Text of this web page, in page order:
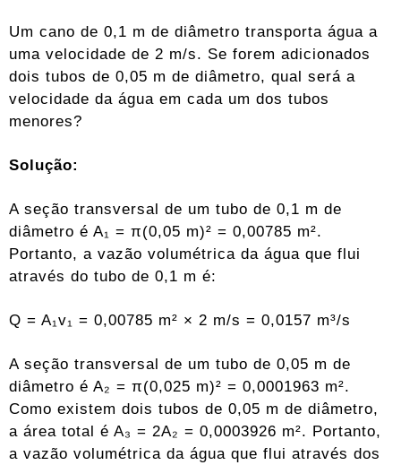
Um cano de 0,1 m de diâmetro transporta água a
uma velocidade de 2 m/s. Se forem adicionados
dois tubos de 0,05 m de diâmetro, qual será a
velocidade da água em cada um dos tubos
menores?
Solução:
A seção transversal de um tubo de 0,1 m de
diâmetro é A₁ = π(0,05 m)² = 0,00785 m².
Portanto, a vazão volumétrica da água que flui
através do tubo de 0,1 m é:
Q = A₁v₁ = 0,00785 m² × 2 m/s = 0,0157 m³/s
A seção transversal de um tubo de 0,05 m de
diâmetro é A₂ = π(0,025 m)² = 0,0001963 m².
Como existem dois tubos de 0,05 m de diâmetro,
a área total é A₃ = 2A₂ = 0,0003926 m². Portanto,
a vazão volumétrica da água que flui através dos